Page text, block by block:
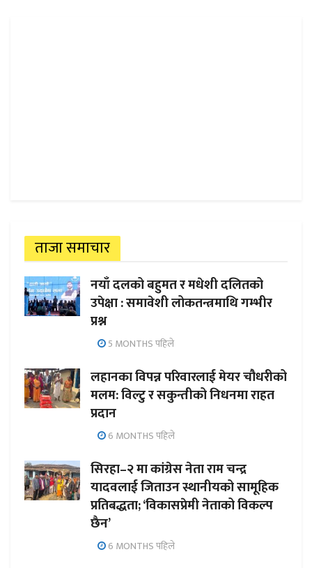
ताजा समाचार
नयाँ दलको बहुमत र मधेशी दलितको
उपेक्षा : समावेशी लोकतन्त्रमाथि गम्भीर
प्रश्न
5 MONTHS पहिले
लहानका विपन्न परिवारलाई मेयर चौधरीको
मलम: विल्टु र सकुन्तीको निधनमा राहत
प्रदान
6 MONTHS पहिले
सिरहा–२ मा कांग्रेस नेता राम चन्द्र
यादवलाई जिताउन स्थानीयको सामूहिक
प्रतिबद्धता; ‘विकासप्रेमी नेताको विकल्प
छैन’
6 MONTHS पहिले